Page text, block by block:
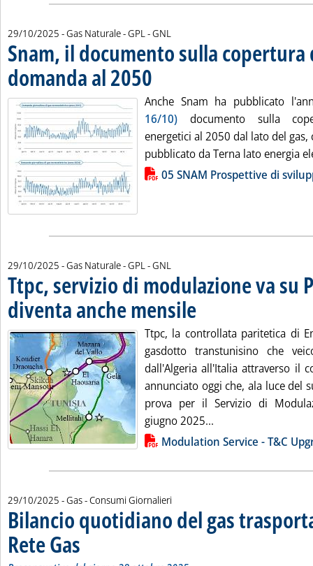
29/10/2025 - Gas Naturale - GPL - GNL
Snam, il documento sulla copertura
domanda al 2050 . Pubblicata mercoledì 29 ottobre 2025 alle
Anche Snam ha pubblicato
16/10) documento sulla
energetici al 2050 dal lato del gas,
pubblicato da Terna lato energia
Lista allegati PDF alla notizia05 SNAM Prospettive di
29/10/2025 - Gas Naturale - GPL - GNL
Ttpc, servizio di modulazione va su
diventa anche mensile
Ttpc, la controllata paritetica di
gasdotto transtunisino che
dall'Algeria all'Italia attraverso il
annunciato oggi che, ala luce del
prova per il Servizio di
giugno 2025...
Lista allegati PDF alla notiziaModulation Service - T&C
29/10/2025 - Gas - Consumi Giornalieri
Bilancio quotidiano del gas
Rete Gas . Sottotitolo: Preconsuntivo del giorno 28 ottobre 2025
. Pubblicata mercoledì 29 ottobre 2025 alle 13.42.